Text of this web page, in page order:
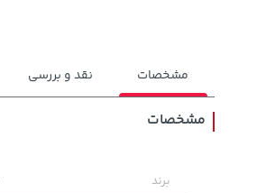
مشخصات نقد و بررسی
مشخصات
برند